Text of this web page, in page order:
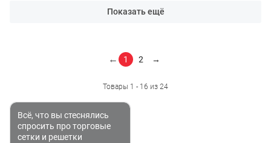
Показать ещё
Товары 1 - 16 из 24
← 1 2 →
Всё, что вы стеснялись
спросить про торговые
сетки и решетки